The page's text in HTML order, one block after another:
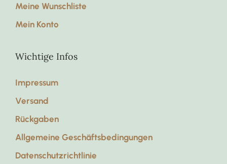
Meine Wunschliste
Mein Konto
Wichtige Infos
Impressum
Versand
Rückgaben
Allgemeine Geschäftsbedingungen
Datenschutzrichtlinie